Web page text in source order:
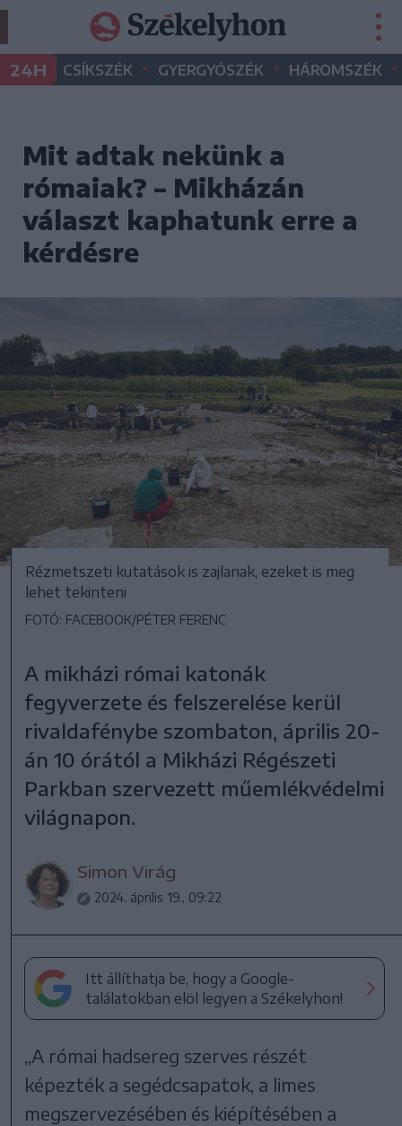
24H CSÍKSZÉK • GYERGYÓSZÉK • HÁROMSZÉK •
Mit adtak nekünk a
rómaiak? – Mikházán
választ kaphatunk erre a
kérdésre
Rézmetszeti kutatások is zajlanak, ezeket is meg
lehet tekinteni
FOTÓ: FACEBOOK/PÉTER FERENC
A mikházi római katonák
fegyverzete és felszerelése kerül
rivaldafénybe szombaton, április 20-
án 10 órától a Mikházi Régészeti
Parkban szervezett műemlékvédelmi
világnapon.
Simon Virág
2024. április 19., 09:22
Itt állíthatja be, hogy a Google-
találatokban elöl legyen a Székelyhon!
„A római hadsereg szerves részét
képezték a segédcsapatok, a limes
megszervezésében és kiépítésében a